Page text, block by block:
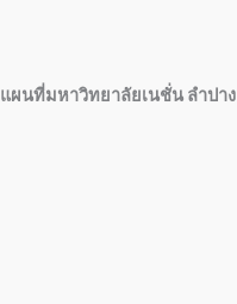
แผนที่มหาวิทยาลัยเนชั่น ลำปาง